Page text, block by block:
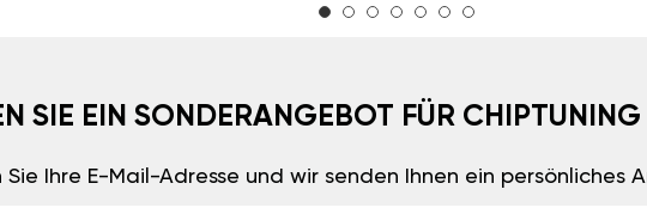
SIE EIN SONDERANGEBOT FÜR CHIPTUNING
Sie Ihre E-Mail-Adresse und wir senden Ihnen ein persönliches